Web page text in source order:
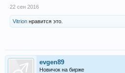
22 сен 2016
Vitrion нравится это.
evgen89
Новичок на бирже